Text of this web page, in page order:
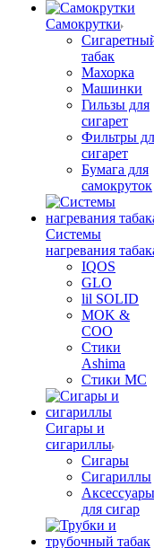
Самокрутки
табак
Махорка
Машинки
Гильзы для
сигарет
Фильтры
сигарет
Бумага для
самокруток
Системы
нагревания
IQOS
GLO
lil SOLID
MOK &
COO
Стики
Ashima
Стики MC
Сигары и
сигариллы
Сигары
Сигариллы
Аксессуары
для сигар